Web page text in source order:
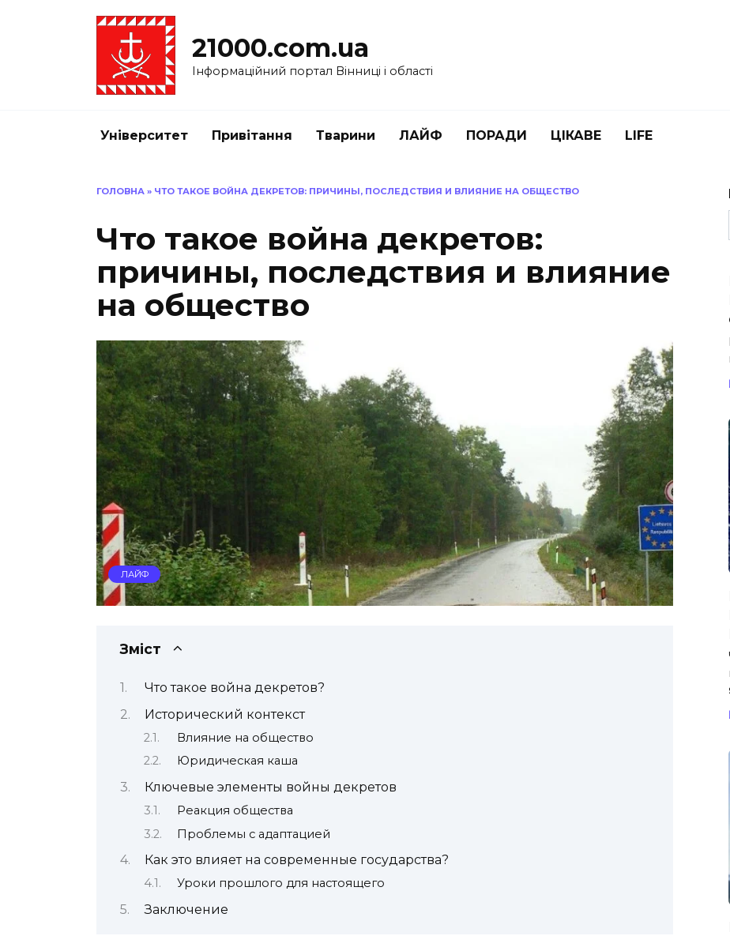
21000.com.ua
Інформаційний портал Вінниці і області
Університет Привітання Тварини ЛАЙФ ПОРАДИ ЦІКАВЕ LIFE
ГОЛОВНА » ЧТО ТАКОЕ ВОЙНА ДЕКРЕТОВ: ПРИЧИНЫ, ПОСЛЕДСТВИЯ И ВЛИЯНИЕ НА ОБЩЕСТВО
Что такое война декретов:
причины, последствия и влияние
на общество
ЛАЙФ
Зміст
Что такое война декретов?
Исторический контекст
Влияние на общество
Юридическая каша
Ключевые элементы войны декретов
Реакция общества
Проблемы с адаптацией
Как это влияет на современные государства?
Уроки прошлого для настоящего
Заключение